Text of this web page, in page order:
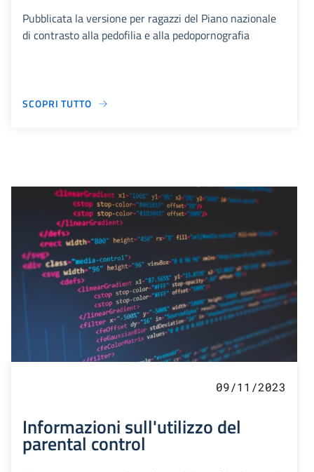
Pubblicata la versione per ragazzi del Piano nazionale
di contrasto alla pedofilia e alla pedopornografia
SCOPRI TUTTO
09/11/2023
Informazioni sull'utilizzo del
parental control